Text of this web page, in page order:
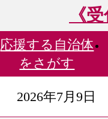
《
応援する 自治体
をさがす
2026年7月9日